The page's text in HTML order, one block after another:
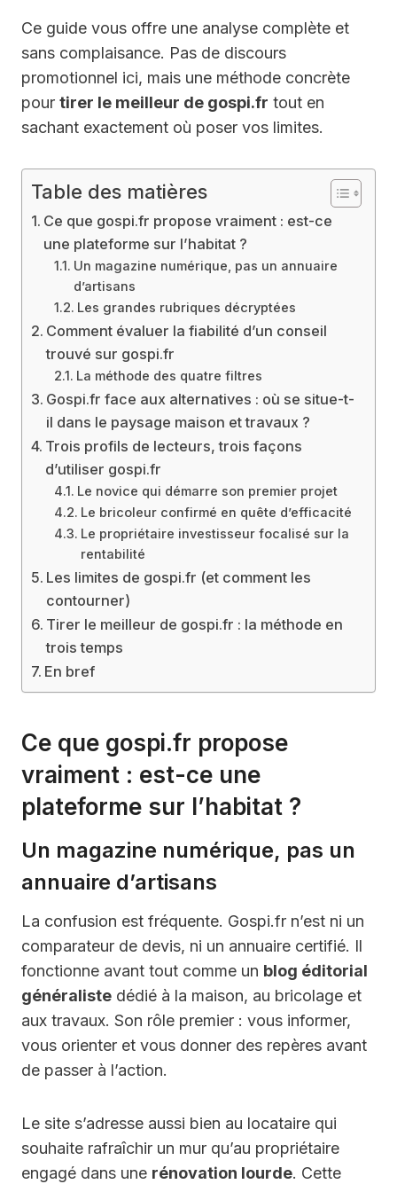
Ce guide vous offre une analyse complète et
sans complaisance. Pas de discours
promotionnel ici, mais une méthode concrète
pour tirer le meilleur de gospi.fr tout en
sachant exactement où poser vos limites.
Table des matières
Ce que gospi.fr propose vraiment : est-ce
une plateforme sur l’habitat ?
Un magazine numérique, pas un annuaire
d’artisans
Les grandes rubriques décryptées
Comment évaluer la fiabilité d’un conseil
trouvé sur gospi.fr
La méthode des quatre filtres
Gospi.fr face aux alternatives : où se situe-t-
il dans le paysage maison et travaux ?
Trois profils de lecteurs, trois façons
d’utiliser gospi.fr
Le novice qui démarre son premier projet
Le bricoleur confirmé en quête d’efficacité
Le propriétaire investisseur focalisé sur la
rentabilité
Les limites de gospi.fr (et comment les
contourner)
Tirer le meilleur de gospi.fr : la méthode en
trois temps
En bref
Ce que gospi.fr propose
vraiment : est-ce une
plateforme sur l’habitat ?
Un magazine numérique, pas un
annuaire d’artisans
La confusion est fréquente. Gospi.fr n’est ni un
comparateur de devis, ni un annuaire certifié. Il
fonctionne avant tout comme un blog éditorial
généraliste dédié à la maison, au bricolage et
aux travaux. Son rôle premier : vous informer,
vous orienter et vous donner des repères avant
de passer à l’action.
Le site s’adresse aussi bien au locataire qui
souhaite rafraîchir un mur qu’au propriétaire
engagé dans une rénovation lourde. Cette